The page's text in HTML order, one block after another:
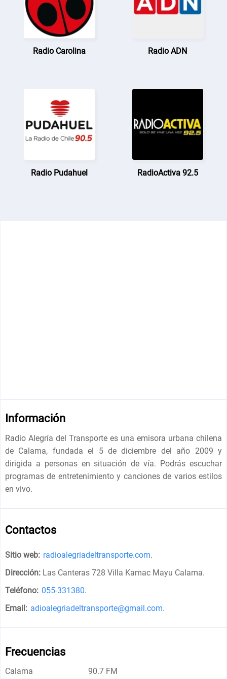
Radio Carolina Radio ADN
Radio Pudahuel RadioActiva 92.5
Información
Radio Alegría del Transporte es una emisora ​​urbana chilena
de Calama, fundada el 5 de diciembre del año 2009 y
dirigida a personas en situación de vía. Podrás escuchar
programas de entretenimiento y canciones de varios estilos
en vivo.
Contactos
Sitio web: radioalegriadeltransporte.com.
Dirección: Las Canteras 728 Villa Kamac Mayu Calama.
Teléfono: 055-331380.
Email: adioalegriadeltransporte@gmail.com.
Frecuencias
Calama 90.7 FM